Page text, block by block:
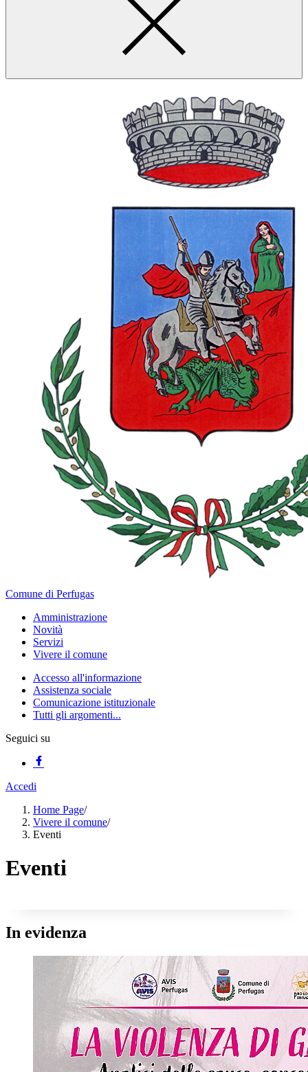
Comune di Perfugas
Amministrazione
Novità
Servizi
Vivere il comune
Accesso all'informazione
Assistenza sociale
Comunicazione istituzionale
Tutti gli argomenti...
Seguici su
Accedi
Home Page/
Vivere il comune/
Eventi
Eventi
In evidenza